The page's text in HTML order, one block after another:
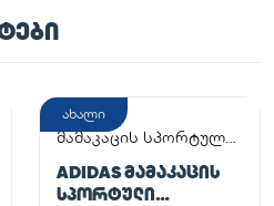
ახალი
მამაკაცის სპორტული
ADIDAS ᲛᲐᲛᲐᲙᲐᲪᲘᲡ
ᲡᲞᲝᲠᲢᲣᲚᲘ